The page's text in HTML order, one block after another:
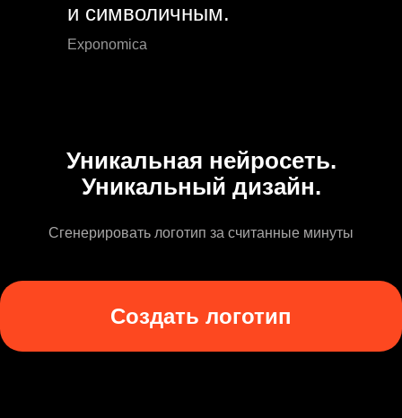
и символичным.
Exponomica
Уникальная нейросеть.
Уникальный дизайн.
Сгенерировать логотип за считанные минуты
Создать логотип